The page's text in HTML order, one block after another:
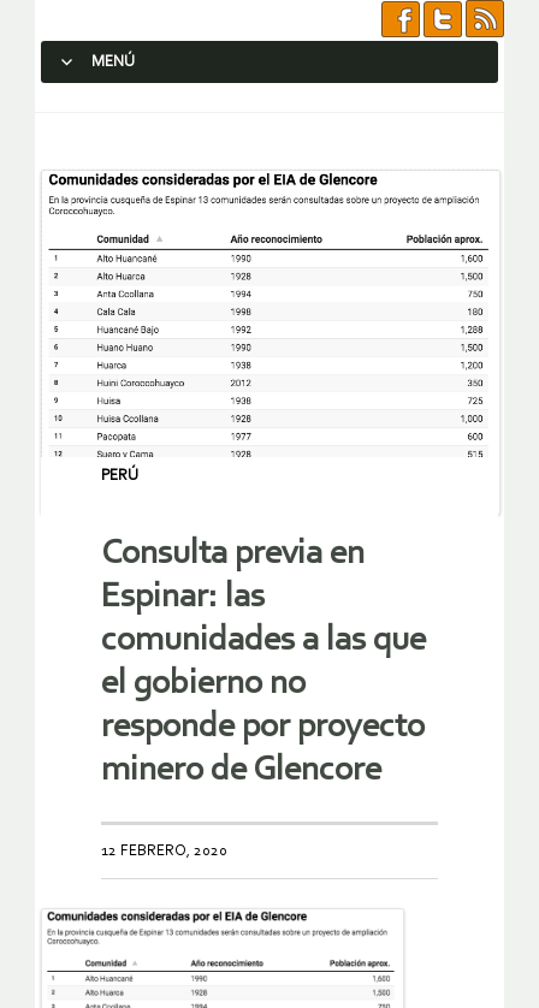
MENÚ
PERÚ
Consulta previa en
Espinar: las
comunidades a las que
el gobierno no
responde por proyecto
minero de Glencore
12 FEBRERO, 2020